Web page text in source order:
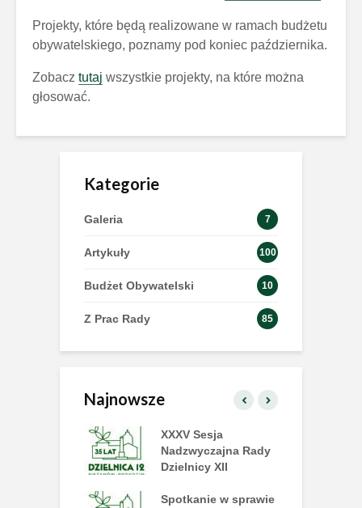
Projekty, które będą realizowane w ramach budżetu
obywatelskiego, poznamy pod koniec października.
Zobacz tutaj wszystkie projekty, na które można
głosować.
Kategorie
Galeria 7
Artykuły 100
Budżet Obywatelski 10
Z Prac Rady 85
Najnowsze
XXXV Sesja
Nadzwyczajna Rady
Dzielnicy XII
Spotkanie w sprawie